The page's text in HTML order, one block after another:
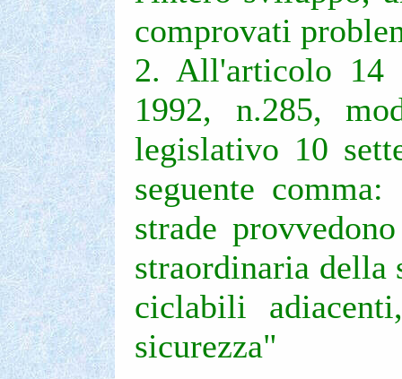
comprovati
2. All'articolo 14
1992, n.285,
legislativo 10
seguente
strade
straordinaria della
ciclabili
sicurezza"